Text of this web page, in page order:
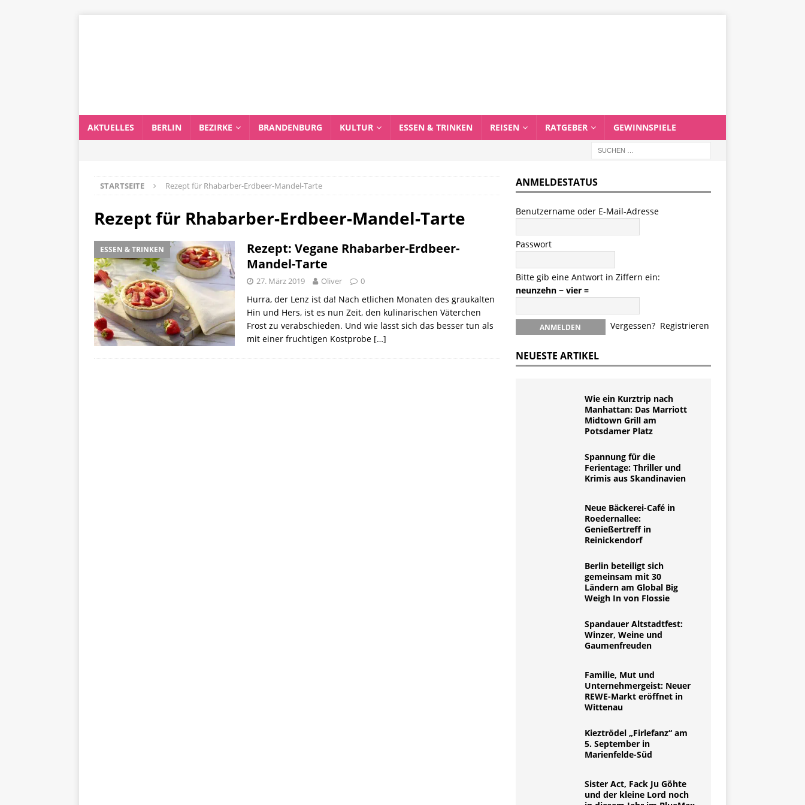
AKTUELLES BERLIN BEZIRKE BRANDENBURG KULTUR ESSEN & TRINKEN REISEN RATGEBER GEWINNSPIELE
STARTSEITE Rezept für Rhabarber-Erdbeer-Mandel-Tarte
Rezept für Rhabarber-Erdbeer-Mandel-Tarte
ESSEN & TRINKEN
Rezept: Vegane Rhabarber-Erdbeer-
Mandel-Tarte
27. März 2019 Oliver 0
Hurra, der Lenz ist da! Nach etlichen Monaten des graukalten
Hin und Hers, ist es nun Zeit, den kulinarischen Väterchen
Frost zu verabschieden. Und wie lässt sich das besser tun als
mit einer fruchtigen Kostprobe […]
ANMELDESTATUS
Benutzername oder E-Mail-Adresse
Passwort
Bitte gib eine Antwort in Ziffern ein:
neunzehn − vier =
Vergessen? Registrieren
NEUESTE ARTIKEL
Wie ein Kurztrip nach
Manhattan: Das Marriott
Midtown Grill am
Potsdamer Platz
Spannung für die
Ferientage: Thriller und
Krimis aus Skandinavien
Neue Bäckerei-Café in
Roedernallee:
Genießertreff in
Reinickendorf
Berlin beteiligt sich
gemeinsam mit 30
Ländern am Global Big
Weigh In von Flossie
Spandauer Altstadtfest:
Winzer, Weine und
Gaumenfreuden
Familie, Mut und
Unternehmergeist: Neuer
REWE-Markt eröffnet in
Wittenau
Kieztrödel „Firlefanz“ am
5. September in
Marienfelde-Süd
Sister Act, Fack Ju Göhte
und der kleine Lord noch